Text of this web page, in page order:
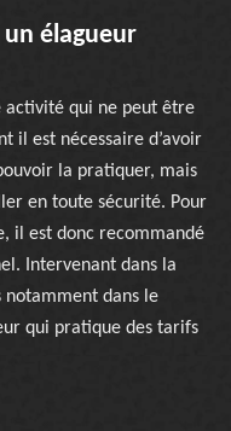
élagueur
activité qui ne peut être
il est nécessaire d’avoir
la pratiquer, mais
en toute sécurité. Pour
il est donc recommandé
Intervenant dans la
notamment dans le
qui pratique des tarifs